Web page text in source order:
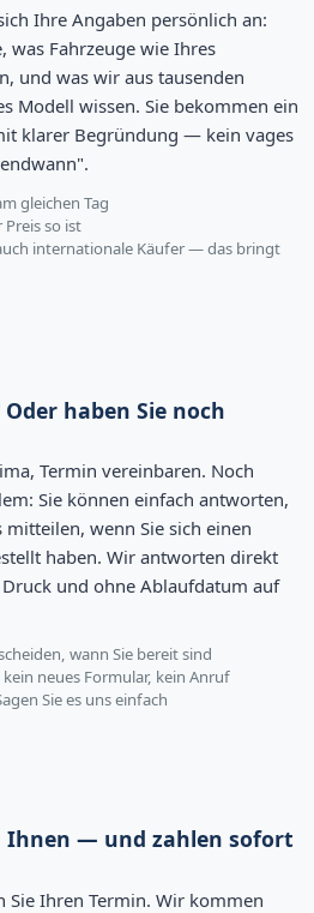
Ihre Angaben persönlich an:
was Fahrzeuge wie Ihres
und was wir aus tausenden
Modell wissen. Sie bekommen ein
klarer Begründung — kein vages
gleichen Tag
Preis so ist
internationale Käufer — das bringt
Oder haben Sie noch
Termin vereinbaren. Noch
Sie können einfach antworten,
wenn Sie sich einen
haben. Wir antworten direkt
und ohne Ablaufdatum auf
wann Sie bereit sind
neues Formular, kein Anruf
Sie es uns einfach
Ihnen — und zahlen sofort
Sie Ihren Termin. Wir kommen